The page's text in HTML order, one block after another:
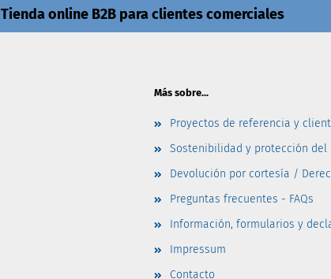
Tienda online B2B para clientes comerciales
Más sobre...
Proyectos de referencia y
Sostenibilidad y protección del
Devolución por cortesía /
Preguntas frecuentes - FAQs
Información, formularios y
Impressum
Contacto